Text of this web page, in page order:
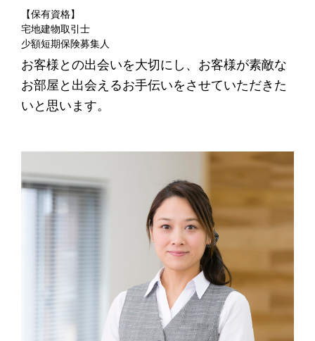
【保有資格】
宅地建物取引士
少額短期保険募集人
お客様との出会いを大切にし、お客様が素敵な
お部屋と出会えるお手伝いをさせていただきた
いと思います。